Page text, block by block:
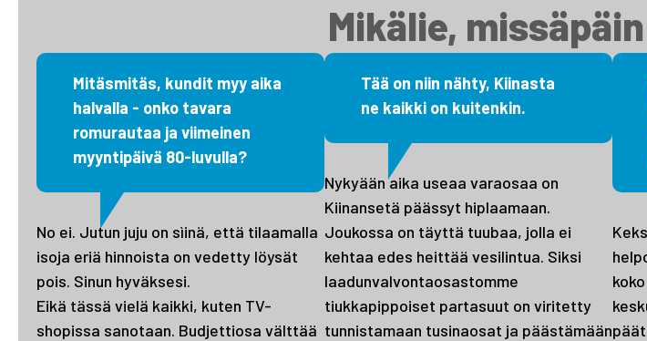
Mikälie,
Mitäsmitäs, kundit myy aika
halvalla - onko tavara
romurautaa ja viimeinen
myyntipäivä 80-luvulla?
No ei. Jutun juju on sìinä, että tilaamalla
isoja eriä hinnoista on vedetty löysät
pois. Sinun hyväksesi.
Eikä tässä vielä kaikki, kuten TV-
shopissa sanotaan. Budjettiosa välttää
Tää on niin nähty, Kiinasta
ne kaikki on kuitenkin.
Nykyään aika useaa varaosaa on
Kiinansetä päässyt hiplaamaan.
Joukossa on täyttä tuubaa, jolla ei
kehtaa edes heittää vesilintua. Siksi
laadunvalvontaosastomme
tiukkapippoiset partasuut on viritetty
tunnistamaan tusinaosat ja päästämään